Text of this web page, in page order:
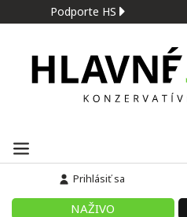
Podporte HS
Prihlásiť sa
NAŽIVO